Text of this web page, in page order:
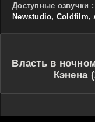
Доступные озвучки :
Newstudio, Coldfilm,
Власть в
Кэнена